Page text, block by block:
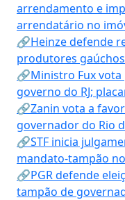
arrendamento e
arrendatário no
🔗Heinze defende
produtores gaúchos
🔗Ministro Fux
governo do RJ;
🔗Zanin vota a
governador do Rio
🔗STF inicia
mandato-tampão
🔗PGR defende
tampão de